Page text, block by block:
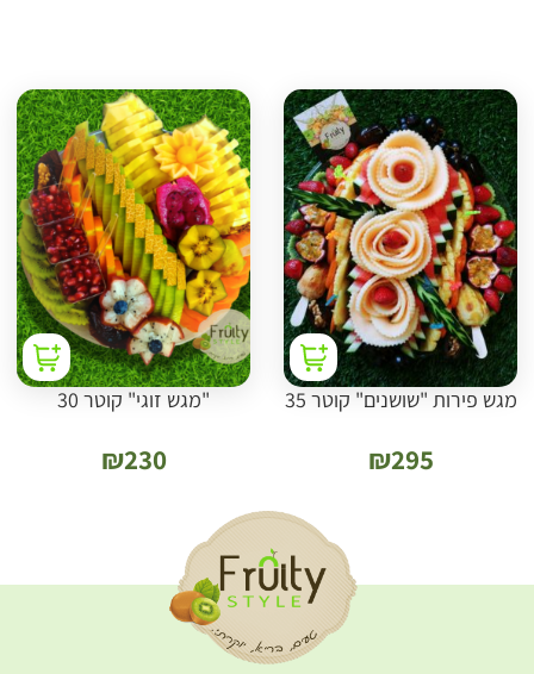
מגש פירות "שושנים" קוטר 35
₪295
"מגש זוגי" קוטר 30
₪230